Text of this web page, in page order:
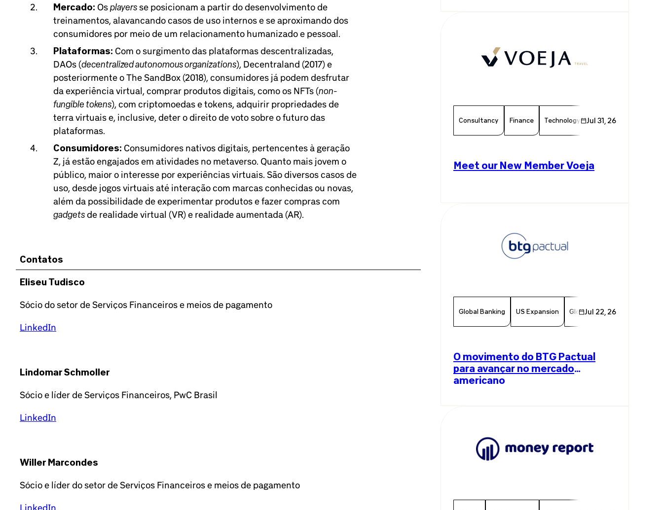
Mercado: Osplayersse posicionam a partir do desenvolvimento de
treinamentos, alavancando casos de uso internos e se aproximando dos
consumidores por meio de um relacionamento humanizado e pessoal.
Plataformas: Com o surgimento das plataformas descentralizadas,
DAOs (decentralized autonomous organizations), Decentraland (2017) e
posteriormente o The SandBox (2018), consumidores já podem desfrutar
da experiência virtual, comprar produtos digitais, como os NFTs (non-
fungible tokens), com criptomoedas e tokens, adquirir propriedades de
terra virtuais e, inclusive, deter o direito de voto sobre o futuro das
plataformas.
Consumidores: Consumidores nativos digitais, pertencentes à geração
Z, já estão engajados em atividades no metaverso. Quanto mais jovem o
público, maior o interesse por experiências virtuais. São diversos casos de
uso, desde jogos virtuais até interação com marcas conhecidas ou novas,
além da possibilidade de experimentar produtos e fazer compras com
gadgetsde realidade virtual (VR) e realidade aumentada (AR).
Contatos
Eliseu Tudisco
Sócio do setor de Serviços Financeiros e meios de pagamento
LinkedIn
Lindomar Schmoller
Sócio e líder de Serviços Financeiros, PwC Brasil
LinkedIn
Willer Marcondes
Sócio e líder do setor de Serviços Financeiros e meios de pagamento
LinkedIn
Consultancy Finance Technology Chamber Member
Jul 31, 26
Meet our New Member Voeja
Global Banking US Expansion Global Investments
Jul 22, 26
O movimento do BTG Pactual
para avançar no mercado
americano